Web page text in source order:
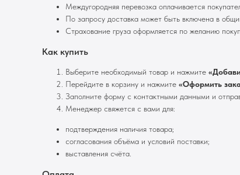
Междугородняя перевозка оплачивается
По запросу доставка может быть включена в
Страхование груза оформляется по желанию
Как купить
Выберите необходимый товар и нажмите
Перейдите в корзину и нажмите «Оформить
Заполните форму с контактными данными и
Менеджер свяжется с вами для:
подтверждения наличия товара;
согласования объёма и условий поставки;
выставления счёта.